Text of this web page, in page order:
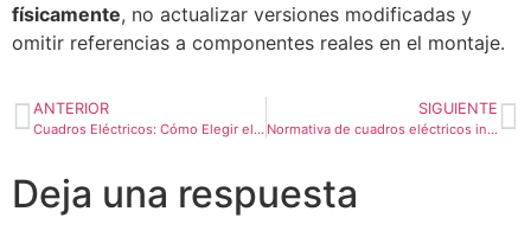
físicamente, no actualizar versiones modificadas y
omitir referencias a componentes reales en el montaje.
ANTERIOR
Cuadros Eléctricos: Cómo Elegir el Adecuado en tu Industria | Eintek
SIGUIENTE
Normativa de cuadros eléctricos industriales: qué debes tener en cuenta
Deja una respuesta